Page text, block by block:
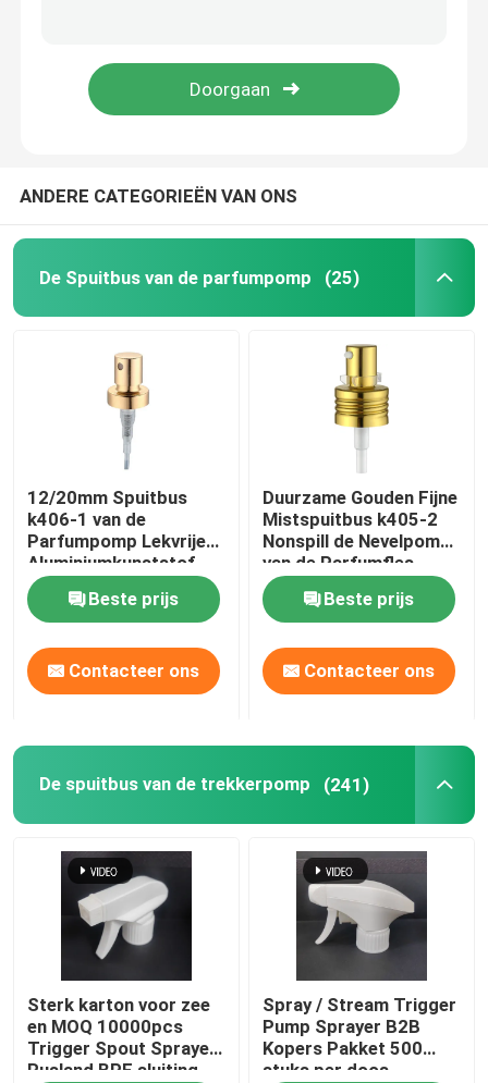
De Pomp van de lotionautomaat
Middel om nagellak te verwijderenpomp
pompfles zonder lucht
Creditcardspuitbus
Pen Perfume Spray
Plastic GLB
Deodorantstok
Glazen fles
ANDERE CATEGORIEËN VAN ONS
De Spuitbus van de parfumpomp (25)
12/20mm Spuitbus
k406-1 van de
Parfumpomp Lekvrije
Aluminiumkunststof
Beste prijs
Contacteer ons
Duurzame Gouden Fijne
Mistspuitbus k405-2
Nonspill de Nevelpomp
van de Parfumfles
Beste prijs
Contacteer ons
De spuitbus van de trekkerpomp (241)
Sterk karton voor zee
en MOQ 10000pcs
Trigger Spout Sprayer
Rusland BPF sluiting
Spray / Stream Trigger
Pump Sprayer B2B
Kopers Pakket 500
stuks per doos